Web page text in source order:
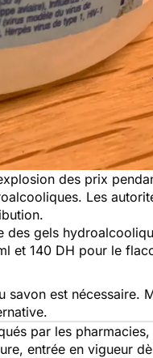
des prix
Les
des gels
et 140 DH pour le
est nécessaire.
par les pharmacies,
entrée en vigueur